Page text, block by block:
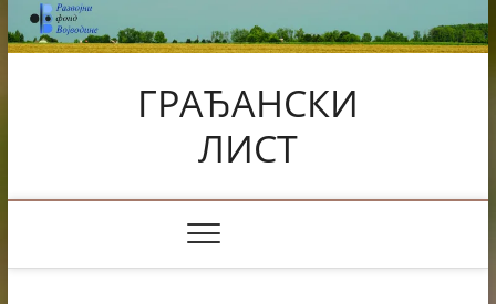
Skip
to
content
ГРАЂАНСКИ
ЛИСТ